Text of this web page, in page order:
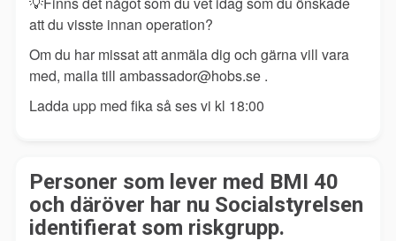
att du visste innan operation?
Om du har missat att anmäla dig och gärna vill vara
med, maila till ambassador@hobs.se .
Ladda upp med fika så ses vi kl 18:00
Personer som lever med BMI 40
och däröver har nu Socialstyrelsen
identifierat som riskgrupp.